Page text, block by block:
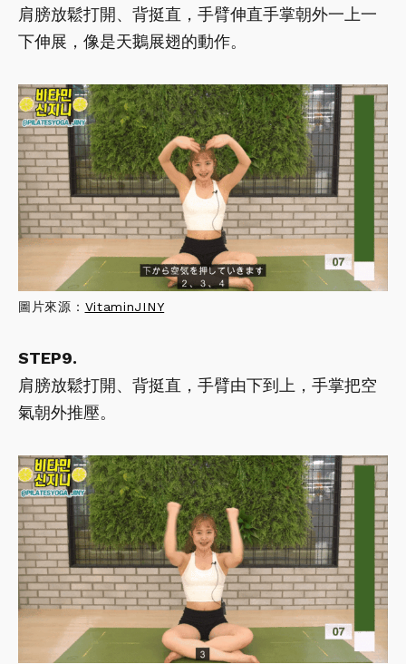
肩膀放鬆打開、背挺直，手臂伸直手掌朝外一上一
下伸展，像是天鵝展翅的動作。
圖片來源： VitaminJINY
STEP9.
肩膀放鬆打開、背挺直，手臂由下到上，手掌把空
氣朝外推壓。